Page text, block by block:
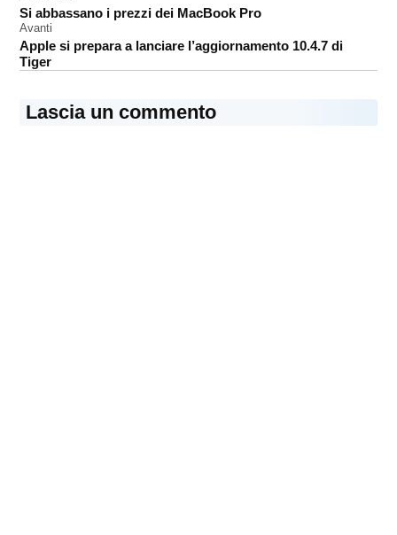
articoli
Si abbassano i prezzi dei MacBook Pro
Avanti
Apple si prepara a lanciare l’aggiornamento 10.4.7 di
Tiger
Lascia un commento